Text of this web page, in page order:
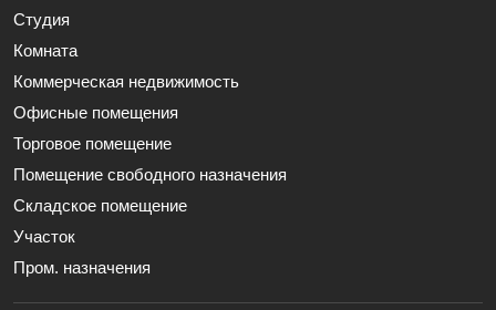
Студия
Комната
Коммерческая недвижимость
Офисные помещения
Торговое помещение
Помещение свободного назначения
Складское помещение
Участок
Пром. назначения